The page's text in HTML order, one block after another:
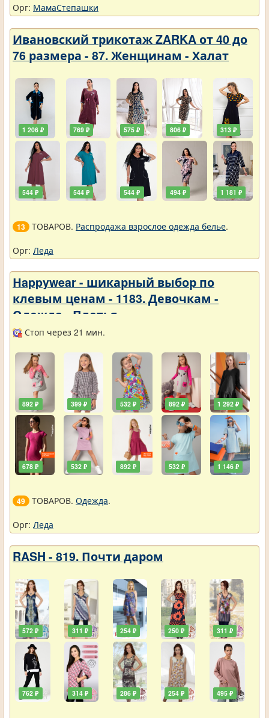
Орг: МамаСтепашки
Ивановский трикотаж ZARKA от 40 до
76 размера - 87. Женщинам - Халат
1 206 ₽
544 ₽
769 ₽
544 ₽
575 ₽
544 ₽
806 ₽
494 ₽
313 ₽
1 181 ₽
13 ТОВАРОВ. Распродажа взрослое одежда белье.
Орг: Леда
Нappywear - шикарный выбор по
клевым ценам - 1183. Девочкам -
Одежда - Платья
Стоп через 21 мин.
892 ₽
678 ₽
399 ₽
532 ₽
532 ₽
892 ₽
892 ₽
532 ₽
1 292 ₽
1 146 ₽
49 ТОВАРОВ. Одежда.
Орг: Леда
RASH - 819. Почти даром
572 ₽
762 ₽
311 ₽
314 ₽
254 ₽
286 ₽
250 ₽
254 ₽
311 ₽
495 ₽